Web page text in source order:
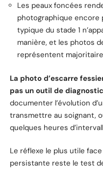
Les peaux foncées
photographique encore
typique du stade 1
manière, et les photos
représentent
La photo d’escarre
pas un outil de
documenter l’évolution
transmettre au soignant,
quelques heures
Le réflexe le plus utile
persistante reste le test